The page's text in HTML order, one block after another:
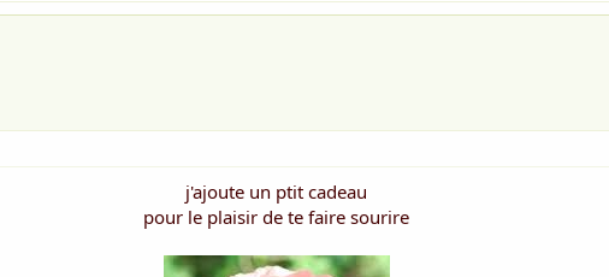
j'ajoute un ptit cadeau
pour le plaisir de te faire sourire